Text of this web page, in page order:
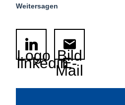
Weitersagen
Logo
linkedinBild
E-
Mail